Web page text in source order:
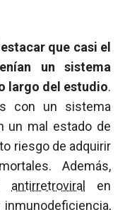
que casi el
un sistema
largo del estudio.
con un sistema
un mal estado de
riesgo de adquirir
Además,
antirretroviral
en